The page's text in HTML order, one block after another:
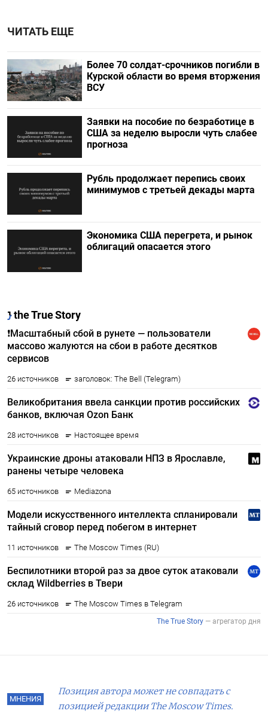
ЧИТАТЬ ЕЩЕ
Более 70 солдат-срочников погибли в
Курской области во время вторжения
ВСУ
Заявки на пособие по безработице в
США за неделю выросли чуть слабее
прогноза
Рубль продолжает перепись своих
минимумов с третьей декады марта
Экономика США перегрета, и рынок
облигаций опасается этого
МНЕНИЯ
Позиция автора может не совпадать с
позицией редакции The Moscow Times.